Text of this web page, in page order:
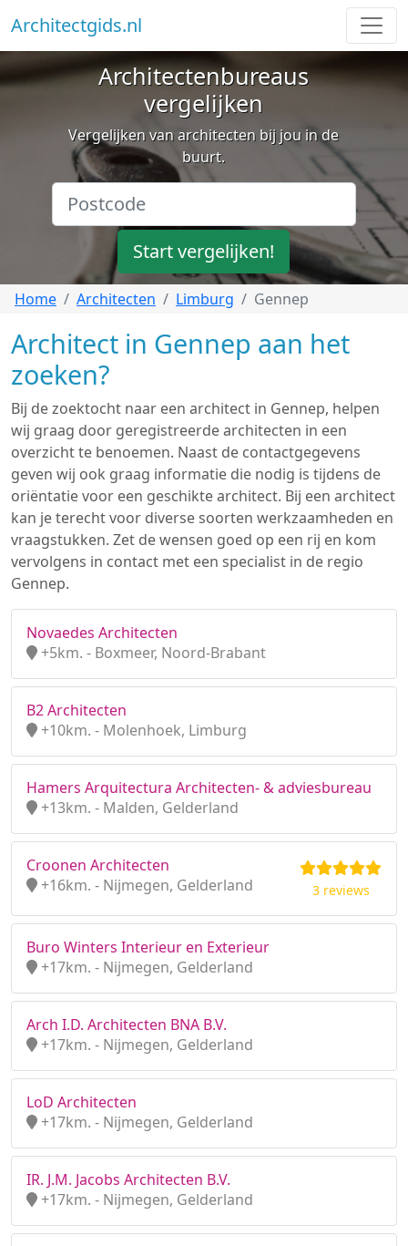
Architectgids.nl
Architectenbureaus
vergelijken
Vergelijken van architecten bij jou in de
buurt.
Start vergelijken!
Home Architecten Limburg Gennep
Architect in Gennep aan het
zoeken?
Bij de zoektocht naar een architect in Gennep, helpen
wij graag door geregistreerde architecten in een
overzicht te benoemen. Naast de contactgegevens
geven wij ook graag informatie die nodig is tijdens de
oriëntatie voor een geschikte architect. Bij een architect
kan je terecht voor diverse soorten werkzaamheden en
vraagstukken. Zet de wensen goed op een rij en kom
vervolgens in contact met een specialist in de regio
Gennep.
Novaedes Architecten
+5km. - Boxmeer, Noord-Brabant
B2 Architecten
+10km. - Molenhoek, Limburg
Hamers Arquitectura Architecten- & adviesbureau
+13km. - Malden, Gelderland
Croonen Architecten
+16km. - Nijmegen, Gelderland
3 reviews
Buro Winters Interieur en Exterieur
+17km. - Nijmegen, Gelderland
Arch I.D. Architecten BNA B.V.
+17km. - Nijmegen, Gelderland
LoD Architecten
+17km. - Nijmegen, Gelderland
IR. J.M. Jacobs Architecten B.V.
+17km. - Nijmegen, Gelderland